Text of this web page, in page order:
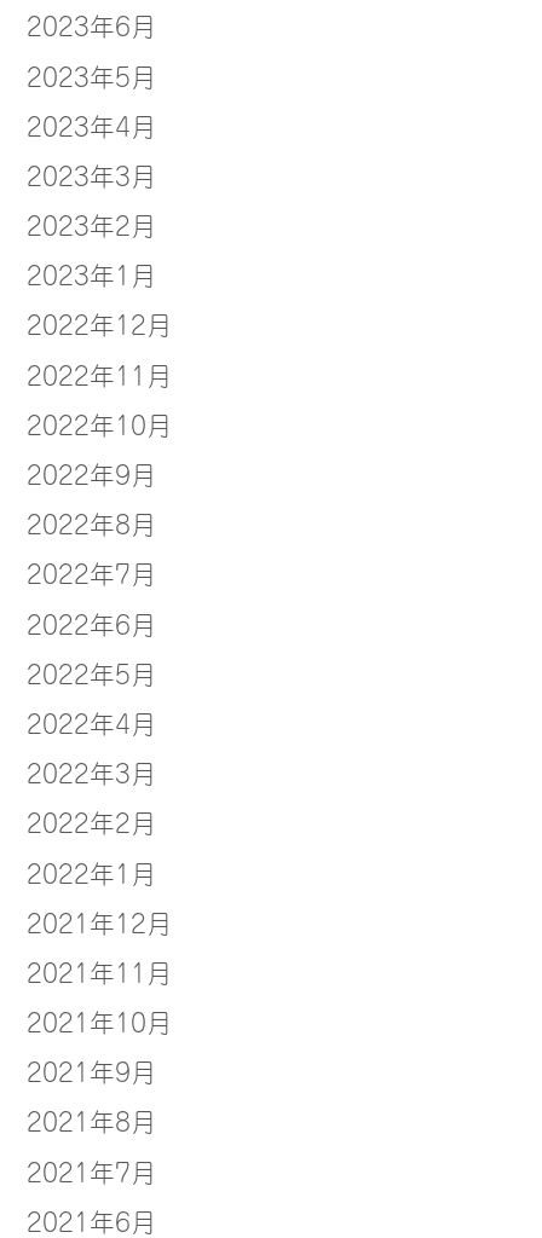
2023年6月
2023年5月
2023年4月
2023年3月
2023年2月
2023年1月
2022年12月
2022年11月
2022年10月
2022年9月
2022年8月
2022年7月
2022年6月
2022年5月
2022年4月
2022年3月
2022年2月
2022年1月
2021年12月
2021年11月
2021年10月
2021年9月
2021年8月
2021年7月
2021年6月